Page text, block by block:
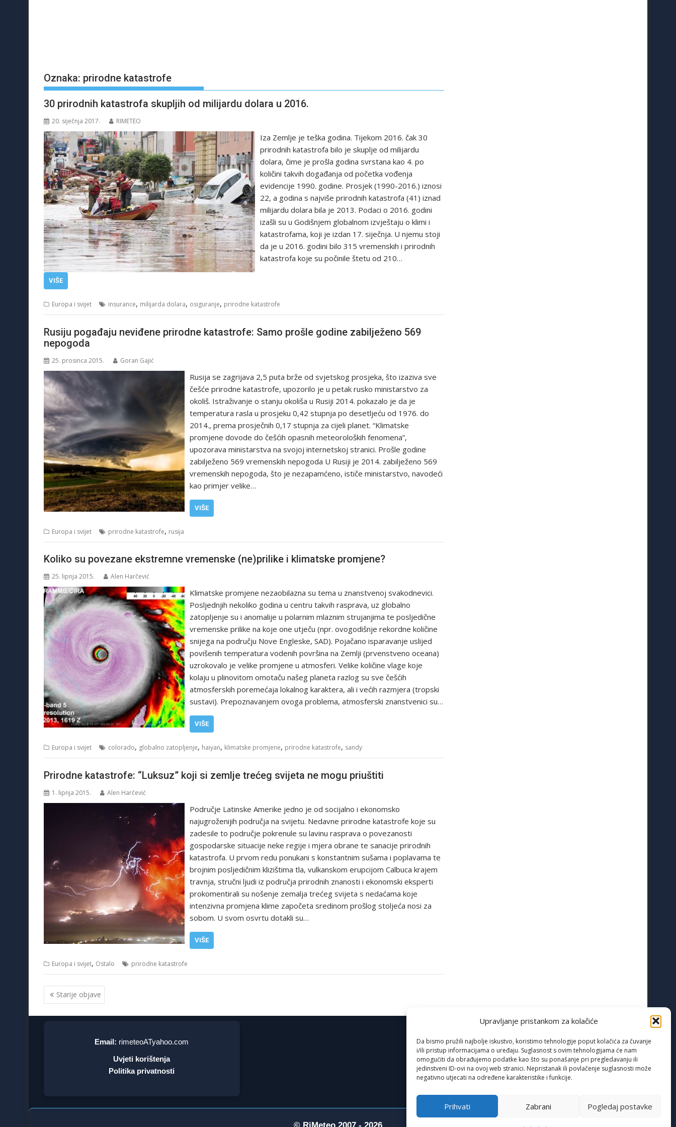
Upravljanje pristankom za kolačiće
Da bismo pružili najbolje iskustvo, koristimo tehnologije poput kolačića za čuvanje
i/ili pristup informacijama o uređaju. Suglasnost s ovim tehnologijama će nam
omogućiti da obrađujemo podatke kao što su ponašanje pri pregledavanju ili
jedinstveni ID-ovi na ovoj web stranici. Nepristanak ili povlačenje suglasnosti može
negativno utjecati na određene karakteristike i funkcije.
Prihvati Zabrani Pogledaj postavke
Oznaka: prirodne katastrofe
30 prirodnih katastrofa skupljih od milijardu dolara u 2016.
20. siječnja 2017. RIMETEO
Iza Zemlje je teška godina. Tijekom 2016. čak 30
prirodnih katastrofa bilo je skuplje od milijardu
dolara, čime je prošla godina svrstana kao 4. po
količini takvih događanja od početka vođenja
evidencije 1990. godine. Prosjek (1990-2016.) iznosi
22, a godina s najviše prirodnih katastrofa (41) iznad
milijardu dolara bila je 2013. Podaci o 2016. godini
izašli su u Godišnjem globalnom izvještaju o klimi i
katastrofama, koji je izdan 17. siječnja. U njemu stoji
da je u 2016. godini bilo 315 vremenskih i prirodnih
katastrofa koje su počinile štetu od 210…
VIŠE
Europa i svijet insurance, milijarda dolara, osiguranje, prirodne katastrofe
Rusiju pogađaju neviđene prirodne katastrofe: Samo prošle godine zabilježeno 569
nepogoda
25. prosinca 2015. Goran Gajić
Rusija se zagrijava 2,5 puta brže od svjetskog prosjeka, što izaziva sve
češće prirodne katastrofe, upozorilo je u petak rusko ministarstvo za
okoliš. Istraživanje o stanju okoliša u Rusiji 2014. pokazalo je da je
temperatura rasla u prosjeku 0,42 stupnja po desetljeću od 1976. do
2014., prema prosječnih 0,17 stupnja za cijeli planet. “Klimatske
promjene dovode do češćih opasnih meteoroloških fenomena”,
upozorava ministarstva na svojoj internetskoj stranici. Prošle godine
zabilježeno 569 vremenskih nepogoda U Rusiji je 2014. zabilježeno 569
vremenskih nepogoda, što je nezapamćeno, ističe ministarstvo, navodeći
kao primjer velike…
VIŠE
Europa i svijet prirodne katastrofe, rusija
Koliko su povezane ekstremne vremenske (ne)prilike i klimatske promjene?
25. lipnja 2015. Alen Harčević
Klimatske promjene nezaobilazna su tema u znanstvenoj svakodnevici.
Posljednjih nekoliko godina u centru takvih rasprava, uz globalno
zatopljenje su i anomalije u polarnim mlaznim strujanjima te posljedične
vremenske prilike na koje one utječu (npr. ovogodišnje rekordne količine
snijega na području Nove Engleske, SAD). Pojačano isparavanje uslijed
povišenih temperatura vodenih površina na Zemlji (prvenstveno oceana)
uzrokovalo je velike promjene u atmosferi. Velike količine vlage koje
kolaju u plinovitom omotaču našeg planeta razlog su sve češćih
atmosferskih poremećaja lokalnog karaktera, ali i većih razmjera (tropski
sustavi). Prepoznavanjem ovoga problema, atmosferski znanstvenici su…
VIŠE
Europa i svijet colorado, globalno zatopljenje, haiyan, klimatske promjene, prirodne katastrofe, sandy
Prirodne katastrofe: “Luksuz” koji si zemlje trećeg svijeta ne mogu priuštiti
1. lipnja 2015. Alen Harčević
Područje Latinske Amerike jedno je od socijalno i ekonomsko
najugroženijih područja na svijetu. Nedavne prirodne katastrofe koje su
zadesile to područje pokrenule su lavinu rasprava o povezanosti
gospodarske situacije neke regije i mjera obrane te sanacije prirodnih
katastrofa. U prvom redu ponukani s konstantnim sušama i poplavama te
brojnim posljedičnim klizištima tla, vulkanskom erupcijom Calbuca krajem
travnja, stručni ljudi iz područja prirodnih znanosti i ekonomski eksperti
prokomentirali su nošenje zemalja trećeg svijeta s nedaćama koje
intenzivna promjena klime započeta sredinom prošlog stoljeća nosi za
sobom. U svom osvrtu dotakli su…
VIŠE
Europa i svijet, Ostalo prirodne katastrofe
Navigacija
objava
Starije objave
Email: rimeteoATyahoo.com
Uvjeti korištenja
Politika privatnosti
© RiMeteo 2007 - 2026